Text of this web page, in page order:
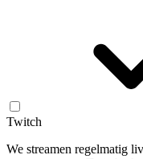
Twitch
We streamen regelmatig